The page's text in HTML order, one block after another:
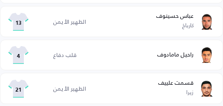
عباس حسينوف
كارباخ الظهير الأيمن 13
راحيل مامادوف قلب دفاع 4
قسمت علييف
زيرا الظهير الأيمن 21